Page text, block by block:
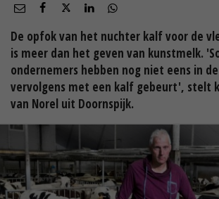
De opfok van het nuchter kalf voor de
is meer dan het geven van kunstmelk.
ondernemers hebben nog niet eens in
vervolgens met een kalf gebeurt', stelt
van Norel uit Doornspijk.